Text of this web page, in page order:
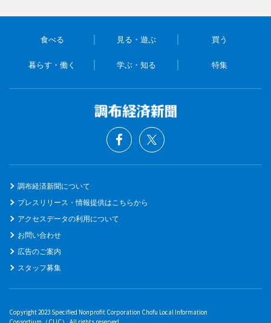
食べる 見る・遊ぶ 買う
暮らす・働く 学ぶ・知る 特集
調布経済新聞について
プレスリリース・情報提供はこちらから
アクセスデータの利用について
お問い合わせ
広告のご案内
スタッフ募集
Copyright 2023 Specified Nonprofit Corporation Chofu Local Information